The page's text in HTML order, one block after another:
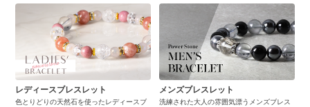
レディースブレスレット
色とりどりの天然石を使ったレディースブ
メンズブレスレット
洗練された大人の雰囲気漂うメンズブレス